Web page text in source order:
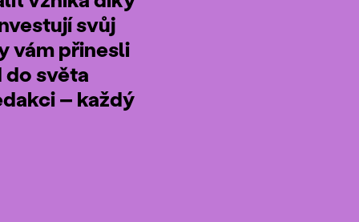
svůj
vám přinesli
světa
– každý